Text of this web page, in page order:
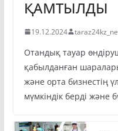
ҚАМТЫЛДЫ
19.12.2024
Отандық тауар
қабылданған
және орта бизнестің
мүмкіндік берді және